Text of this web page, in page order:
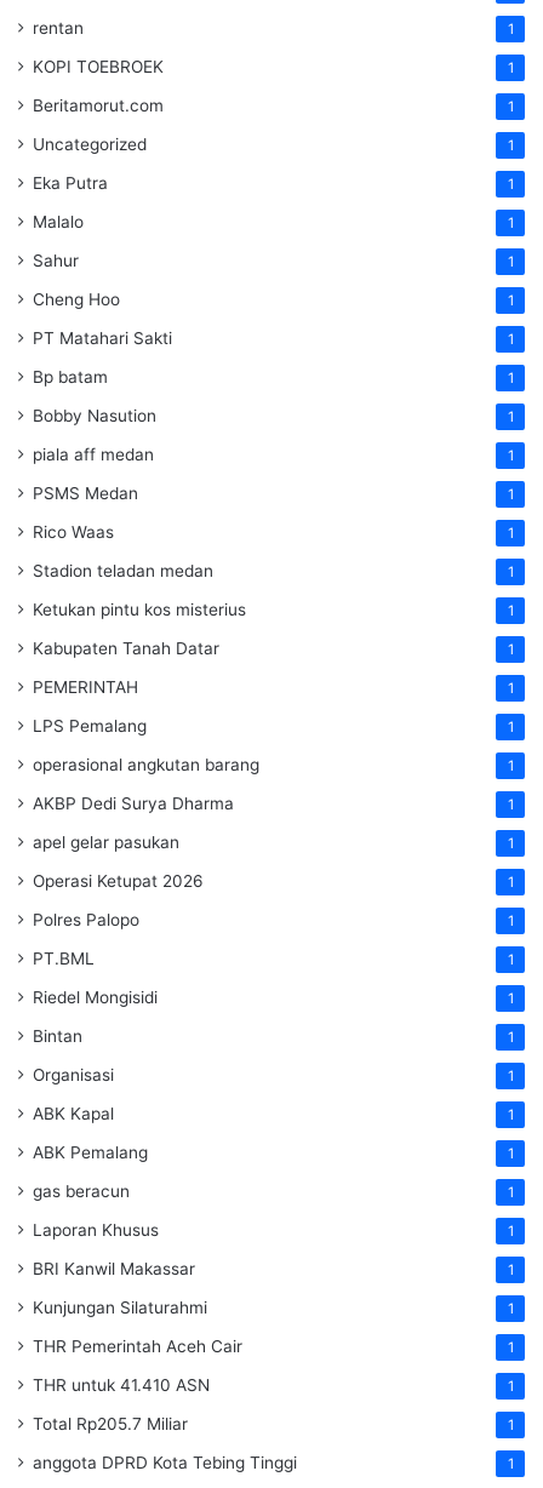
rentan 1
KOPI TOEBROEK 1
Beritamorut.com 1
Uncategorized 1
Eka Putra 1
Malalo 1
Sahur 1
Cheng Hoo 1
PT Matahari Sakti 1
Bp batam 1
Bobby Nasution 1
piala aff medan 1
PSMS Medan 1
Rico Waas 1
Stadion teladan medan 1
Ketukan pintu kos misterius 1
Kabupaten Tanah Datar 1
PEMERINTAH 1
LPS Pemalang 1
operasional angkutan barang 1
AKBP Dedi Surya Dharma 1
apel gelar pasukan 1
Operasi Ketupat 2026 1
Polres Palopo 1
PT.BML 1
Riedel Mongisidi 1
Bintan 1
Organisasi 1
ABK Kapal 1
ABK Pemalang 1
gas beracun 1
Laporan Khusus 1
BRI Kanwil Makassar 1
Kunjungan Silaturahmi 1
THR Pemerintah Aceh Cair 1
THR untuk 41.410 ASN 1
Total Rp205.7 Miliar 1
anggota DPRD Kota Tebing Tinggi 1